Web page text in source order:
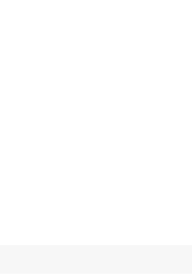
КОНСУЛЬТАЦИИ